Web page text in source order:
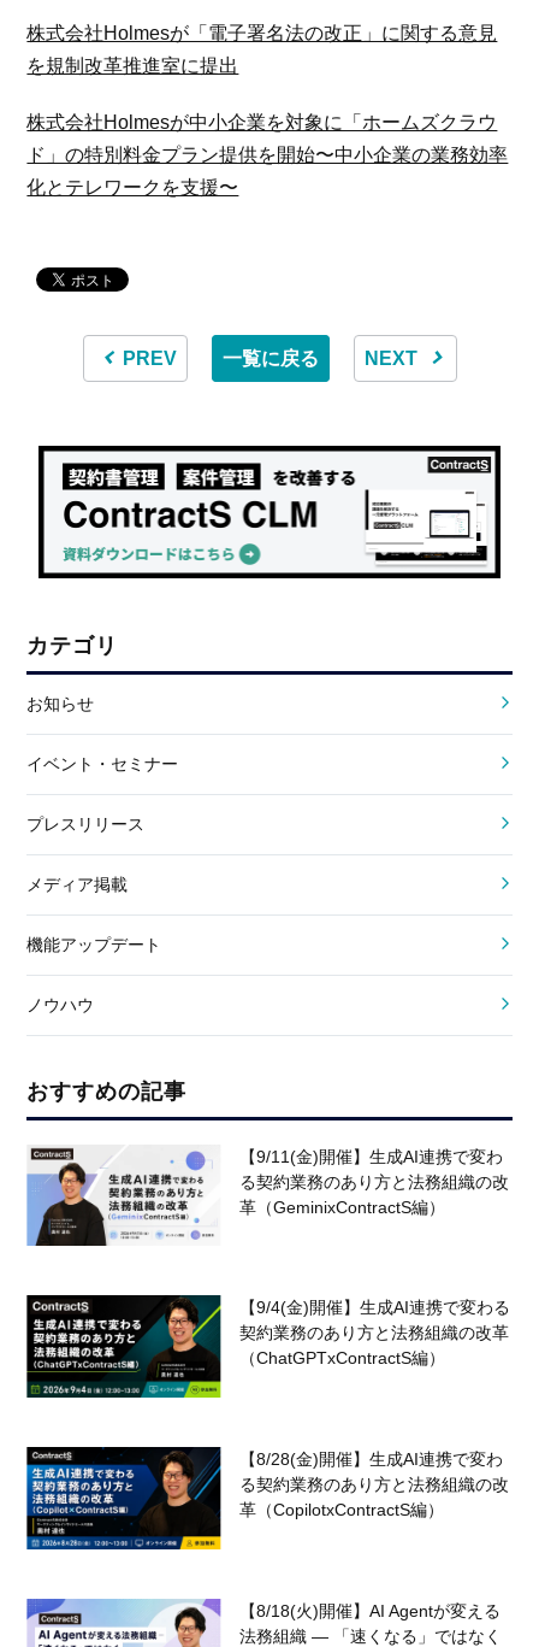
株式会社Holmesが「電子署名法の改正」に関する意見
を規制改革推進室に提出
株式会社Holmesが中小企業を対象に「ホームズクラウ
ド」の特別料金プラン提供を開始〜中小企業の業務効率
化とテレワークを支援〜
PREV 一覧に戻る NEXT
カテゴリ
お知らせ
イベント・セミナー
プレスリリース
メディア掲載
機能アップデート
ノウハウ
おすすめの記事
【9/11(金)開催】生成AI連携で変わ
る契約業務のあり方と法務組織の改
革（GeminixContractS編）
【9/4(金)開催】生成AI連携で変わる
契約業務のあり方と法務組織の改革
（ChatGPTxContractS編）
【8/28(金)開催】生成AI連携で変わ
る契約業務のあり方と法務組織の改
革（CopilotxContractS編）
【8/18(火)開催】AI Agentが変える
法務組織 — 「速くなる」ではなく